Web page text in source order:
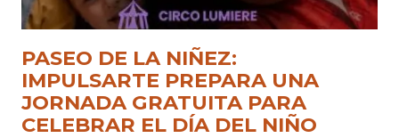
PASEO DE LA NIÑEZ:
IMPULSARTE PREPARA UNA
JORNADA GRATUITA PARA
CELEBRAR EL DÍA DEL NIÑO